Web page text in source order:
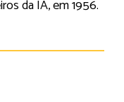
da IA, em 1956.